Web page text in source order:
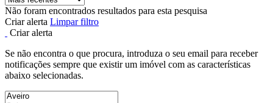
Não foram encontrados resultados para esta pesquisa
Criar alerta Limpar filtro
Criar alerta
Se não encontra o que procura, introduza o seu email para receber
notificações sempre que existir um imóvel com as características
abaixo selecionadas.